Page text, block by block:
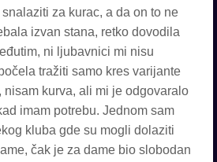
za kurac, a da on to ne
izvan stana, retko dovodila
ni ljubavnici mi nisu
tražiti samo kres varijante
nisam kurva, ali mi je odgovaralo
imam potrebu. Jednom sam
kluba gde su mogli dolaziti
čak je za dame bio slobodan